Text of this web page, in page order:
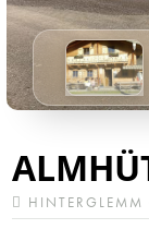
HINTERGLEMM